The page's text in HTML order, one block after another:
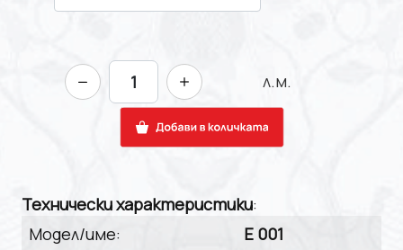
л.м.
Технически характеристики:
Модел/име:
E 001